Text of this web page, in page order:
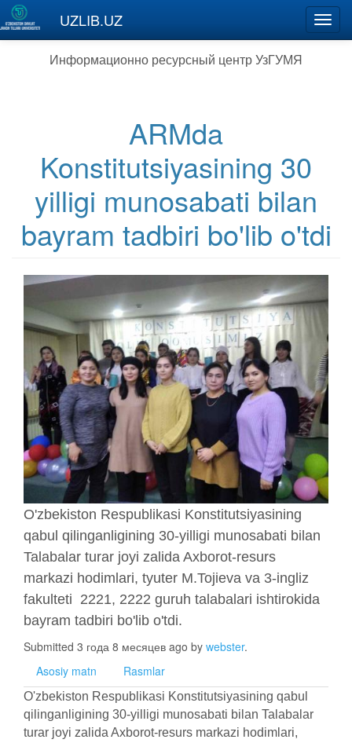
Перейти к основному содержанию
UZLIB.UZ
Информационно ресурсный центр УзГУМЯ
ARMda
Konstitutsiyasining 30
yilligi munosabati bilan
bayram tadbiri bo'lib o'tdi
O'zbekiston Respublikasi Konstitutsiyasining
qabul qilinganligining 30-yilligi munosabati bilan
Talabalar turar joyi zalida Axborot-resurs
markazi hodimlari, tyuter M.Tojieva va 3-ingliz
fakulteti 2221, 2222 guruh talabalari ishtirokida
bayram tadbiri bo'lib o'tdi.
Submitted 3 года 8 месяцев ago by webster.
Asosiy matn
Rasmlar
O'zbekiston Respublikasi Konstitutsiyasining qabul
qilinganligining 30-yilligi munosabati bilan Talabalar
turar joyi zalida Axborot-resurs markazi hodimlari,